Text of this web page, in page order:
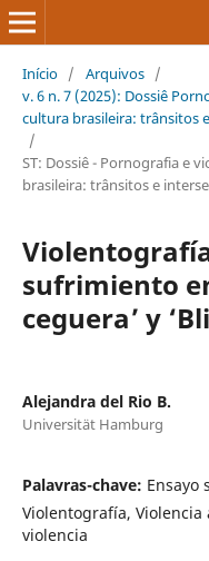
Início / Arquivos /
v. 6 n. 7 (2025): Dossiê
cultura brasileira: trânsitos
/
ST: Dossiê - Pornografia e
brasileira: trânsitos e
sufrimiento
ceguera’ y
Alejandra del Rio B.
Universität Hamburg
Palavras-chave: Ensayo
Violentografía,
violencia